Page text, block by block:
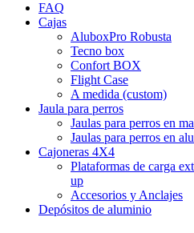
FAQ
Cajas
AluboxPro Robusta
Tecno box
Confort BOX
Flight Case
A medida (custom)
Jaula para perros
Jaulas para perros en
Jaulas para perros en
Cajoneras 4X4
Plataformas de carga
up
Accesorios y Anclajes
Depósitos de aluminio